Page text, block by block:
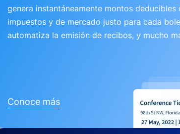
genera instantáneamente montos deducibles
impuestos y de mercado justo para cada
automatiza la emisión de recibos, y mucho
Conoce más